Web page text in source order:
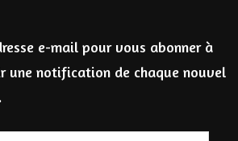
e-mail pour vous abonner à
une notification de chaque nouvel